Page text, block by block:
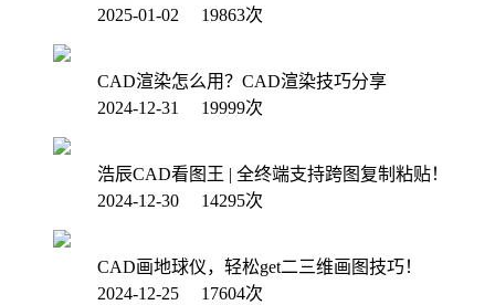
2025-01-02 19863次
CAD渲染怎么用？CAD渲染技巧分享
2024-12-31 19999次
浩辰CAD看图王 | 全终端支持跨图复制粘贴！
2024-12-30 14295次
CAD画地球仪，轻松get二三维画图技巧！
2024-12-25 17604次